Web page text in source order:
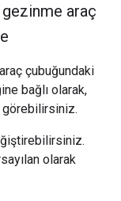
araç
çubuğundaki
bağlı olarak,
görebilirsiniz.
olarak